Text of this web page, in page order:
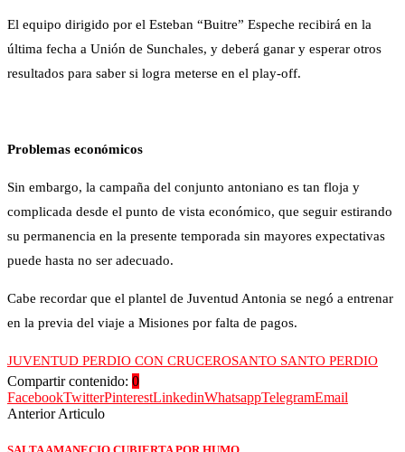
El equipo dirigido por el Esteban “Buitre” Espeche recibirá en la
última fecha a Unión de Sunchales, y deberá ganar y esperar otros
resultados para saber si logra meterse en el play-off.
Problemas económicos
Sin embargo, la campaña del conjunto antoniano es tan floja y
complicada desde el punto de vista económico, que seguir estirando
su permanencia en la presente temporada sin mayores expectativas
puede hasta no ser adecuado.
Cabe recordar que el plantel de Juventud Antonia se negó a entrenar
en la previa del viaje a Misiones por falta de pagos.
JUVENTUD PERDIO CON CRUCEROSANTO SANTO PERDIO
Compartir contenido: 0
FacebookTwitterPinterestLinkedinWhatsappTelegramEmail
Anterior Articulo